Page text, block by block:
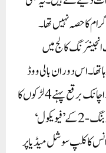
کا حصہ نہیں تھا۔
کالج میں
اس دوران بالی ووڈ
کے گانوں پر ڈانس اور پرفارمنس جاری تھی۔ اچانک برقع پہنے 4 لڑکوں کا
ایک گروپ یہاں اسٹیج پر آ دھمکا۔ وہ اچانک دبنگ-2 کے ’فیویکول‘
کا کلپ سوشل میڈیا پر